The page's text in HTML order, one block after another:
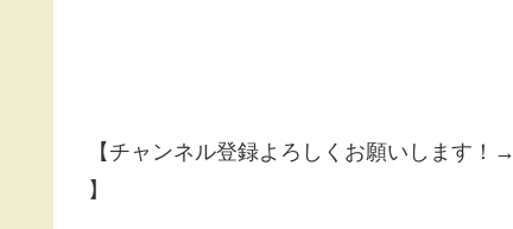
【チャンネル登録よろしくお願いします！→
】